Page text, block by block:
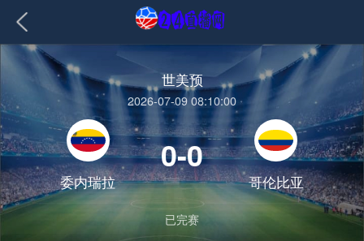
世美预
2026-07-09 08:10:00
委内瑞拉
0-0
哥伦比亚
已完赛